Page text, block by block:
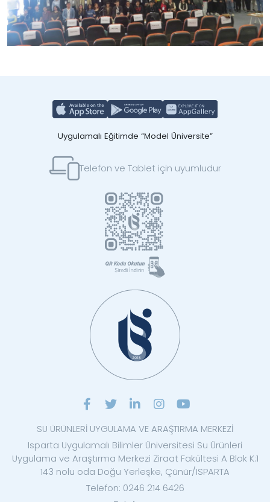
Uygulamalı Eğitimde “Model Üniversite”
Telefon ve Tablet için uyumludur
SU ÜRÜNLERİ UYGULAMA VE ARAŞTIRMA MERKEZİ
Isparta Uygulamalı Bilimler Üniversitesi Su Ürünleri
Uygulama ve Araştırma Merkezi Ziraat Fakültesi A Blok K:1
143 nolu oda Doğu Yerleşke, Çünür/ISPARTA
Telefon: 0246 214 6426